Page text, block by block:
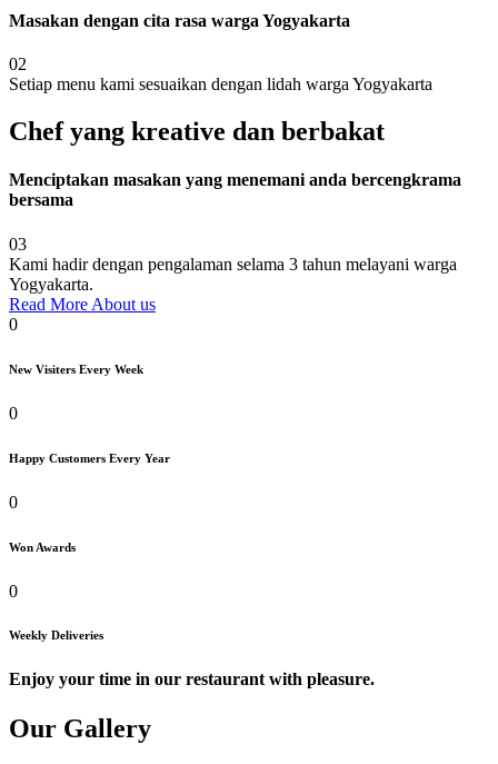
Masakan dengan cita rasa warga Yogyakarta
02
Setiap menu kami sesuaikan dengan lidah warga Yogyakarta
Chef yang kreative dan berbakat
Menciptakan masakan yang menemani anda bercengkrama
bersama
03
Kami hadir dengan pengalaman selama 3 tahun melayani warga
Yogyakarta.
Read More About us
0
New Visiters Every Week
0
Happy Customers Every Year
0
Won Awards
0
Weekly Deliveries
Enjoy your time in our restaurant with pleasure.
Our Gallery